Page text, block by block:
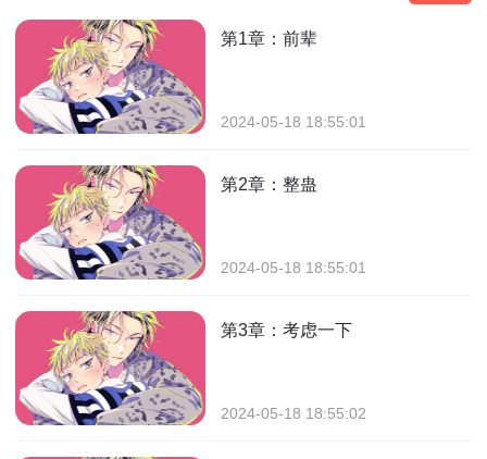
第1章：前辈
2024-05-18 18:55:01
第2章：整蛊
2024-05-18 18:55:01
第3章：考虑一下
2024-05-18 18:55:02